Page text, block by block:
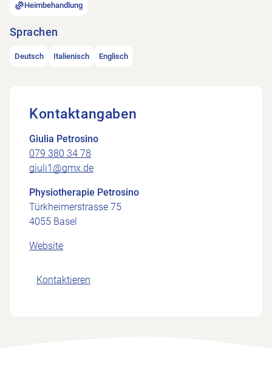
Heimbehandlung
Sprachen
Deutsch Italienisch Englisch
Kontaktangaben
Giulia Petrosino
079 380 34 78
giuli1@gmx.de
Physiotherapie Petrosino
Türkheimerstrasse 75
4055 Basel
Website
Kontaktieren